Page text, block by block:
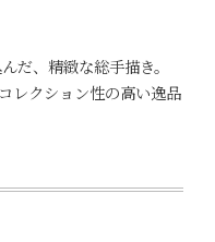
だ、精緻な総手描き。
レクション性の高い逸品